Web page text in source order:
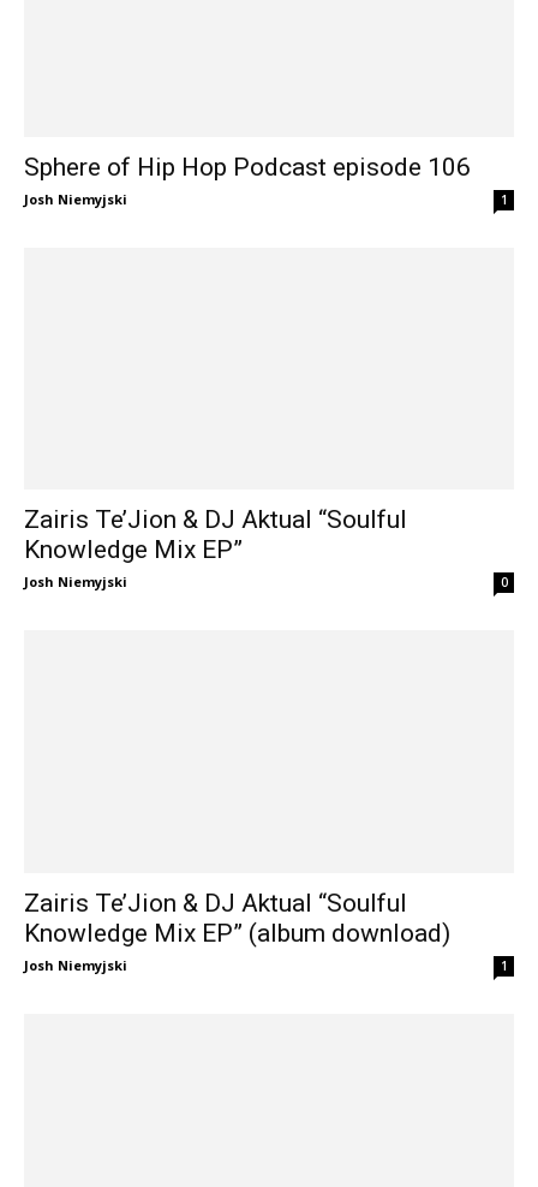
Sphere of Hip Hop Podcast episode 106
Josh Niemyjski 1
Zairis Te’Jion & DJ Aktual “Soulful
Knowledge Mix EP”
Josh Niemyjski 0
Zairis Te’Jion & DJ Aktual “Soulful
Knowledge Mix EP” (album download)
Josh Niemyjski 1